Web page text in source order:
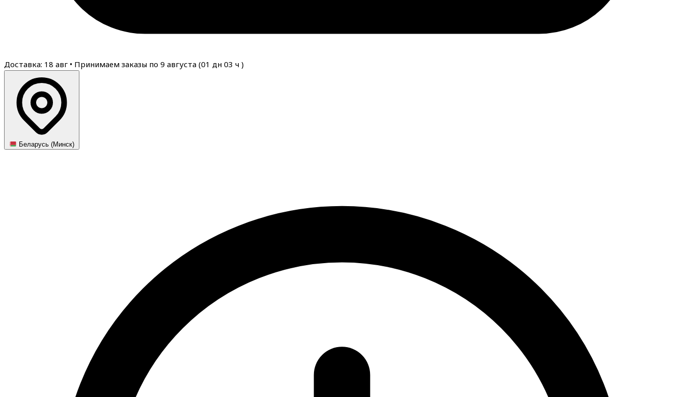
Доставка: 18 авг • Принимаем заказы по 9 августа (01 дн 03 ч )
Беларусь (Минск)